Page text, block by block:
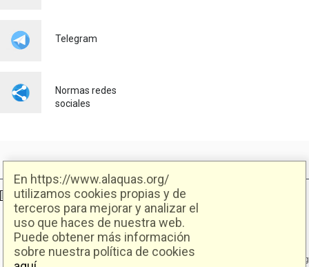
En https://www.alaquas.org/
utilizamos cookies propias y de
terceros para mejorar y analizar el
uso que haces de nuestra web.
Puede obtener más información
sobre nuestra política de cookies
Telegram
Normas redes
sociales
Ajuntament d'Alaquàs Creative Commons
Ajuntament d'Alaquàs.
C/. Major 88. CP: 46970 Alaquàs.dir3: L01460057
Tel.: 96 151 94 00 | FAX: 96 151 94 03 | info@alaquas.org